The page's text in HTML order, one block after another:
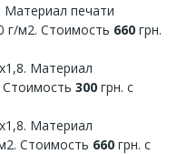
Материал печати
г/м2. Стоимость 660 грн.
Материал
Стоимость 300 грн. с
Материал
Стоимость 660 грн. с